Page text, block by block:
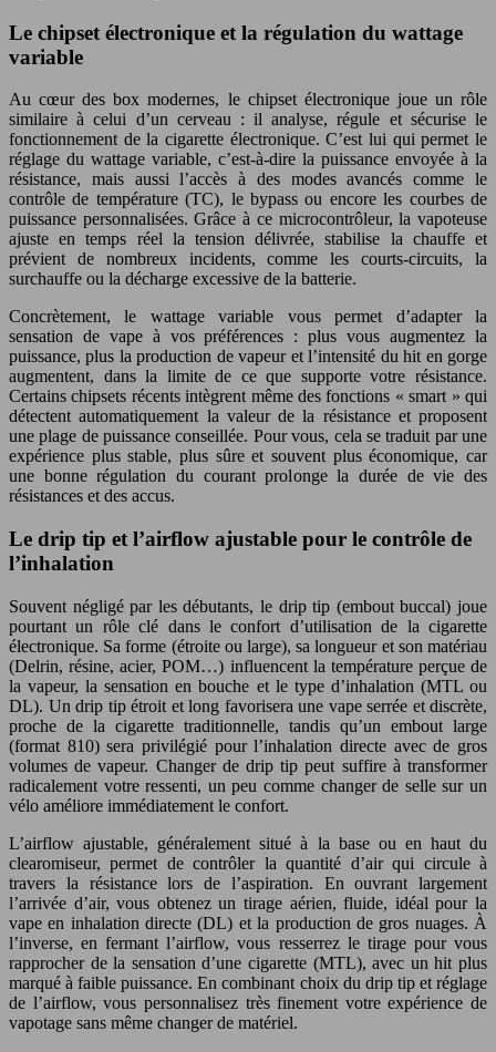
Le chipset électronique et la régulation du wattage
variable
Au cœur des box modernes, le chipset électronique joue un rôle
similaire à celui d’un cerveau : il analyse, régule et sécurise le
fonctionnement de la cigarette électronique. C’est lui qui permet le
réglage du wattage variable, c’est-à-dire la puissance envoyée à la
résistance, mais aussi l’accès à des modes avancés comme le
contrôle de température (TC), le bypass ou encore les courbes de
puissance personnalisées. Grâce à ce microcontrôleur, la vapoteuse
ajuste en temps réel la tension délivrée, stabilise la chauffe et
prévient de nombreux incidents, comme les courts-circuits, la
surchauffe ou la décharge excessive de la batterie.
Concrètement, le wattage variable vous permet d’adapter la
sensation de vape à vos préférences : plus vous augmentez la
puissance, plus la production de vapeur et l’intensité du hit en gorge
augmentent, dans la limite de ce que supporte votre résistance.
Certains chipsets récents intègrent même des fonctions « smart » qui
détectent automatiquement la valeur de la résistance et proposent
une plage de puissance conseillée. Pour vous, cela se traduit par une
expérience plus stable, plus sûre et souvent plus économique, car
une bonne régulation du courant prolonge la durée de vie des
résistances et des accus.
Le drip tip et l’airflow ajustable pour le contrôle de
l’inhalation
Souvent négligé par les débutants, le drip tip (embout buccal) joue
pourtant un rôle clé dans le confort d’utilisation de la cigarette
électronique. Sa forme (étroite ou large), sa longueur et son matériau
(Delrin, résine, acier, POM…) influencent la température perçue de
la vapeur, la sensation en bouche et le type d’inhalation (MTL ou
DL). Un drip tip étroit et long favorisera une vape serrée et discrète,
proche de la cigarette traditionnelle, tandis qu’un embout large
(format 810) sera privilégié pour l’inhalation directe avec de gros
volumes de vapeur. Changer de drip tip peut suffire à transformer
radicalement votre ressenti, un peu comme changer de selle sur un
vélo améliore immédiatement le confort.
L’airflow ajustable, généralement situé à la base ou en haut du
clearomiseur, permet de contrôler la quantité d’air qui circule à
travers la résistance lors de l’aspiration. En ouvrant largement
l’arrivée d’air, vous obtenez un tirage aérien, fluide, idéal pour la
vape en inhalation directe (DL) et la production de gros nuages. À
l’inverse, en fermant l’airflow, vous resserrez le tirage pour vous
rapprocher de la sensation d’une cigarette (MTL), avec un hit plus
marqué à faible puissance. En combinant choix du drip tip et réglage
de l’airflow, vous personnalisez très finement votre expérience de
vapotage sans même changer de matériel.